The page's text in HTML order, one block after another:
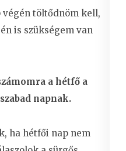
végén töltődnöm kell,
is szükségem van
a hétfő a
napnak.
ha hétfői nap nem